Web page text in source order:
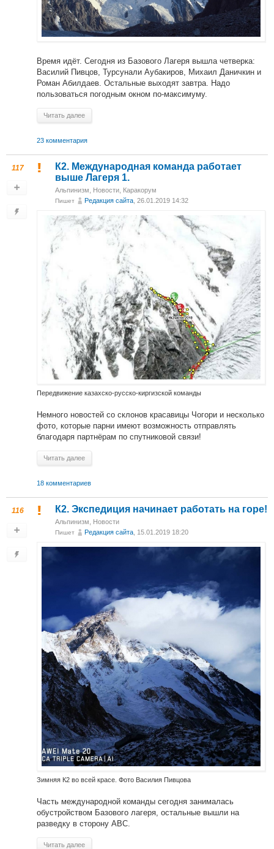
Время идёт. Сегодня из Базового Лагеря вышла четверка:
Василий Пивцов, Турсунали Аубакиров, Михаил Даничкин и
Роман Абилдаев. Остальные выходят завтра. Надо
пользоваться погодным окном по-максимуму.
Читать далее
23 комментария
117
К2. Международная команда работает
выше Лагеря 1.
Альпинизм Новости Каракорум
Пишет Редакция сайта , 26.01.2019 14:32
Передвижение казахско-русско-киргизской команды
Немного новостей со склонов красавицы Чогори и несколько
фото, которые парни имеют возможность отправлять
благодаря партнёрам по спутниковой связи!
Читать далее
18 комментариев
116 К2. Экспедиция начинает работать на горе!
Альпинизм Новости
Пишет Редакция сайта , 15.01.2019 18:20
Зимняя К2 во всей красе. Фото Василия Пивцова
Часть международной команды сегодня занималась
обустройством Базового лагеря, остальные вышли на
разведку в сторону ABC.
Читать далее